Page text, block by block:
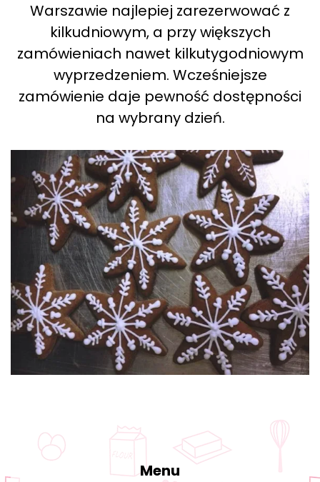
Warszawie najlepiej zarezerwować z
kilkudniowym, a przy większych
zamówieniach nawet kilkutygodniowym
wyprzedzeniem. Wcześniejsze
zamówienie daje pewność dostępności
na wybrany dzień.
Menu